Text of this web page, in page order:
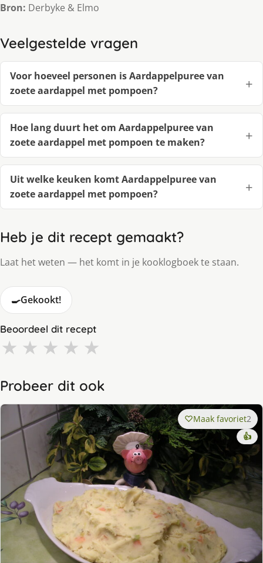
Bron: Derbyke & Elmo
Veelgestelde vragen
Voor hoeveel personen is Aardappelpuree van
zoete aardappel met pompoen?
Hoe lang duurt het om Aardappelpuree van
zoete aardappel met pompoen te maken?
Uit welke keuken komt Aardappelpuree van
zoete aardappel met pompoen?
Heb je dit recept gemaakt?
Laat het weten — het komt in je kooklogboek te staan.
🍳Gekookt!
Beoordeel dit recept
★ ★ ★ ★ ★
Probeer dit ook
Maak favoriet2
👍